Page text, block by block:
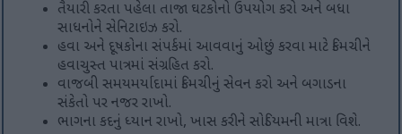
તૈયારી કરતા પહેલા તાજા ઘટકોનો ઉપયોગ કરો અને બધા
સાધનોને સેનિટાઇઝ કરો.
હવા અને દૂષકોના સંપર્કમાં આવવાનું ઓછું કરવા માટે કિમચીને
હવાચુસ્ત પાત્રમાં સંગ્રહિત કરો.
વાજબી સમયમર્યાદામાં કિમચીનું સેવન કરો અને બગાડના
સંકેતો પર નજર રાખો.
ભાગના કદનું ધ્યાન રાખો, ખાસ કરીને સોડિયમની માત્રા વિશે.